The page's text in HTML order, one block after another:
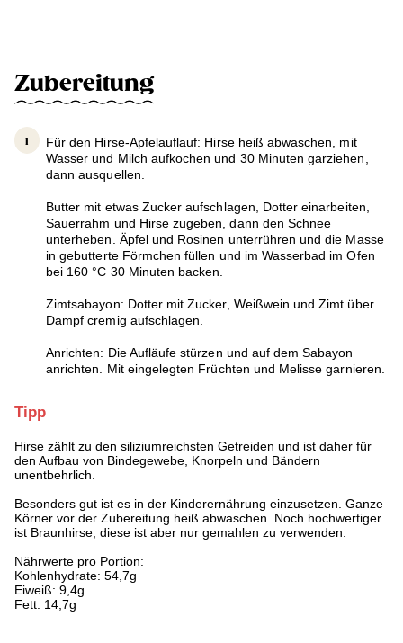
Zubereitung
Für den Hirse-Apfelauflauf: Hirse heiß abwaschen, mit
Wasser und Milch aufkochen und 30 Minuten garziehen,
dann ausquellen.
Butter mit etwas Zucker aufschlagen, Dotter einarbeiten,
Sauerrahm und Hirse zugeben, dann den Schnee
unterheben. Äpfel und Rosinen unterrühren und die Masse
in gebutterte Förmchen füllen und im Wasserbad im Ofen
bei 160 °C 30 Minuten backen.
Zimtsabayon: Dotter mit Zucker, Weißwein und Zimt über
Dampf cremig aufschlagen.
Anrichten: Die Aufläufe stürzen und auf dem Sabayon
anrichten. Mit eingelegten Früchten und Melisse garnieren.
Tipp
Hirse zählt zu den siliziumreichsten Getreiden und ist daher für
den Aufbau von Bindegewebe, Knorpeln und Bändern
unentbehrlich.
Besonders gut ist es in der Kinderernährung einzusetzen. Ganze
Körner vor der Zubereitung heiß abwaschen. Noch hochwertiger
ist Braunhirse, diese ist aber nur gemahlen zu verwenden.
Nährwerte pro Portion:
Kohlenhydrate: 54,7g
Eiweiß: 9,4g
Fett: 14,7g